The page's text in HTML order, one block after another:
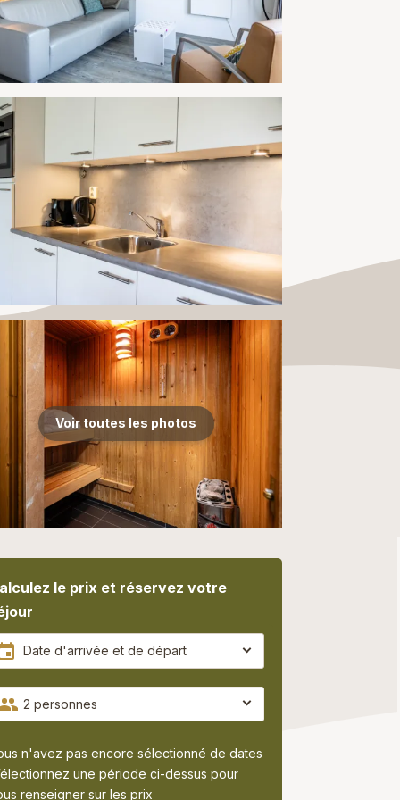
Voir toutes les photos
le prix et réservez votre
2 personnes
n'avez pas encore sélectionné de dates
une période ci-dessus pour
renseigner sur les prix